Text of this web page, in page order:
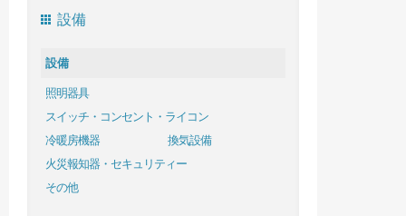
設備
設備
照明器具
スイッチ・コンセント・ライコン
冷暖房機器
換気設備
火災報知器・セキュリティー
その他